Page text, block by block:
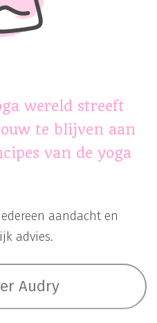
wereld streeft
te blijven aan
van de yoga
aandacht en
advies.
Audry